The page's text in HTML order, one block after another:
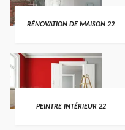
RÉNOVATION DE MAISON 22
PEINTRE INTÉRIEUR 22